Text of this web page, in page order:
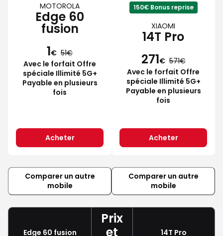
MOTOROLA
Edge 60
fusion
1€ 51
Avec le forfait Offre
spéciale Illimité 5G+
Payable en plusieurs
fois
Acheter
150€ Bonus reprise
XIAOMI
14T Pro
271€ 571
Avec le forfait Offre
spéciale Illimité 5G+
Payable en plusieurs
fois
Acheter
Comparer un autre
mobile
Comparer un autre
mobile
Edge 60 fusion
Prix
et
14T Pro